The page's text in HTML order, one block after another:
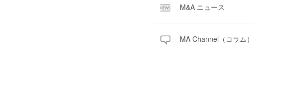
M&A ニュース
MA Channel（コラム）